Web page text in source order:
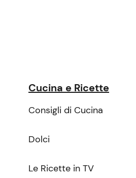
Cucina e Ricette
Consigli di Cucina
Dolci
Le Ricette in TV